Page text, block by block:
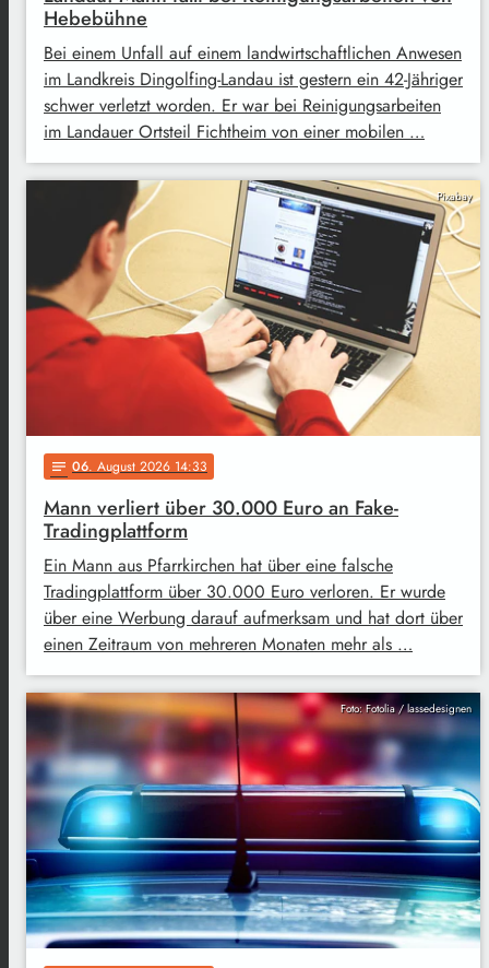
Hebebühne
Bei einem Unfall auf einem landwirtschaftlichen Anwesen
im Landkreis Dingolfing-Landau ist gestern ein 42-Jähriger
schwer verletzt worden. Er war bei Reinigungsarbeiten
im Landauer Ortsteil Fichtheim von einer mobilen …
Pixabay
notes 06. August 2026 14:33
Mann verliert über 30.000 Euro an Fake-
Tradingplattform
Ein Mann aus Pfarrkirchen hat über eine falsche
Tradingplattform über 30.000 Euro verloren. Er wurde
über eine Werbung darauf aufmerksam und hat dort über
einen Zeitraum von mehreren Monaten mehr als …
Foto: Fotolia / lassedesignen